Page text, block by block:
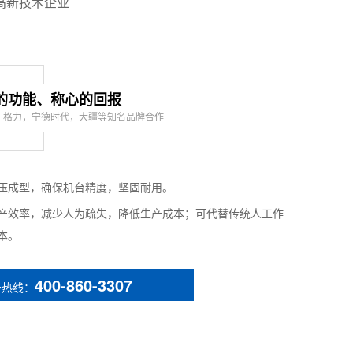
功能、称心的回报
格力，宁德时代，大疆等知名品牌合作
成型，确保机台精度，坚固耐用。
效率，减少人为疏失，降低生产成本；可代替传统人工作
线： 400-860-3307